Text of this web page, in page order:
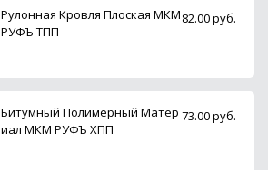
Рулонная Кровля Плоская МКМ
РУФЪ ТПП
82.00 руб.
Битумный Полимерный Матер
иал МКМ РУФЪ ХПП
73.00 руб.